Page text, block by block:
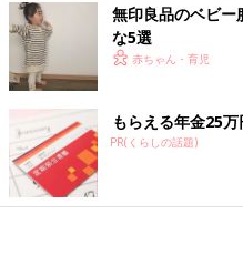
無印良品のベビー
な5選
赤ちゃん・育児
もらえる年金25
PR(くらしの話題)